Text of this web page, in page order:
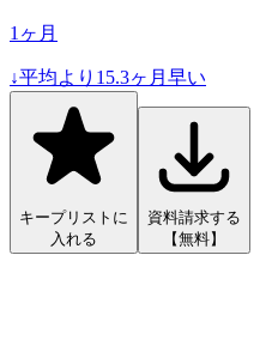
1 ヶ月
↓平均より 15.3ヶ月早い
キープリストに
入れる
資料請求する
【無料】